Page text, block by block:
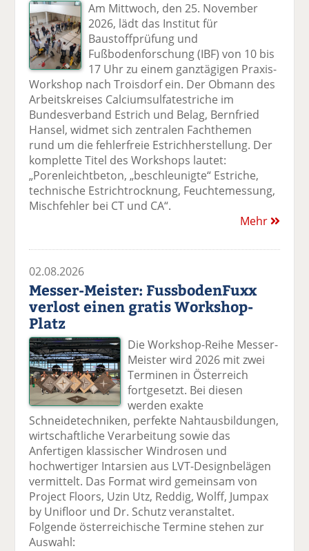
Am Mittwoch, den 25. November
2026, lädt das Institut für
Baustoffprüfung und
Fußbodenforschung (IBF) von 10 bis
17 Uhr zu einem ganztägigen Praxis-
Workshop nach Troisdorf ein. Der Obmann des
Arbeitskreises Calciumsulfatestriche im
Bundesverband Estrich und Belag, Bernfried
Hansel, widmet sich zentralen Fachthemen
rund um die fehlerfreie Estrichherstellung. Der
komplette Titel des Workshops lautet:
„Porenleichtbeton, „beschleunigte“ Estriche,
technische Estrichtrocknung, Feuchtemessung,
Mischfehler bei CT und CA“.
Mehr
02.08.2026
Messer-Meister: FussbodenFuxx
verlost einen gratis Workshop-
Platz
Die Workshop-Reihe Messer-
Meister wird 2026 mit zwei
Terminen in Österreich
fortgesetzt. Bei diesen
werden exakte
Schneidetechniken, perfekte Nahtausbildungen,
wirtschaftliche Verarbeitung sowie das
Anfertigen klassischer Windrosen und
hochwertiger Intarsien aus LVT-Designbelägen
vermittelt. Das Format wird gemeinsam von
Project Floors, Uzin Utz, Reddig, Wolff, Jumpax
by Unifloor und Dr. Schutz veranstaltet.
Folgende österreichische Termine stehen zur
Auswahl: